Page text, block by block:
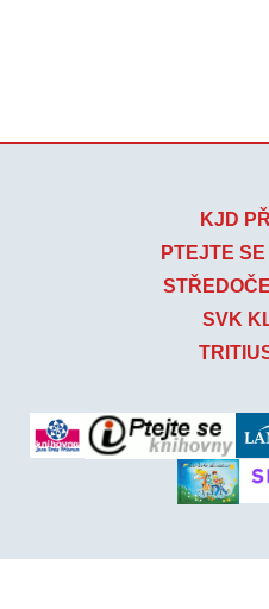
KJD
PTEJTE
SVK